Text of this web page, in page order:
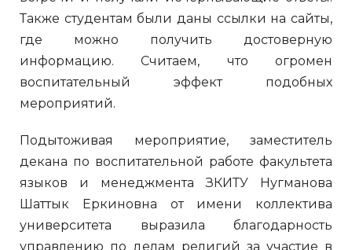
Также студентам были даны ссылки на сайты,
где можно получить достоверную
информацию. Считаем, что огромен
воспитательный эффект подобных
мероприятий.
Подытоживая мероприятие, заместитель
декана по воспитательной работе факультета
языков и менеджмента ЗКИТУ Нугманова
Шаттык Еркиновна от имени коллектива
университета выразила благодарность
управлению по делам религий за участие в